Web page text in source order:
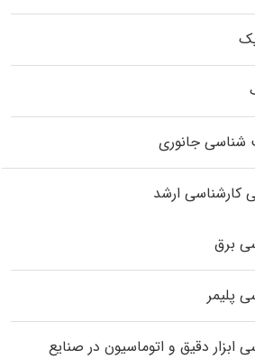
شناسی جانوری
کارشناسی ارشد
برق
پلیمر
ابزار دقیق و اتوماسیون در صنایع